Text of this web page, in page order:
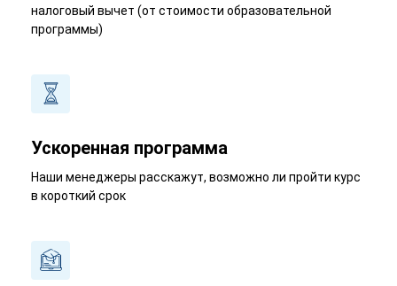
налоговый вычет (от стоимости образовательной
программы)
Ускоренная программа
Наши менеджеры расскажут, возможно ли пройти курс
в короткий срок